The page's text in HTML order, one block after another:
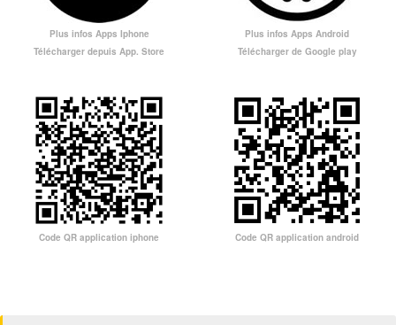
Plus infos Apps Iphone
Plus infos Apps Android
Télécharger depuis App. Store
Télécharger de Google play
Code QR application iphone Code QR application android